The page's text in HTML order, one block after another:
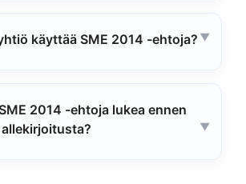
käyttää SME 2014 -ehtoja?
2014 -ehtoja lukea ennen